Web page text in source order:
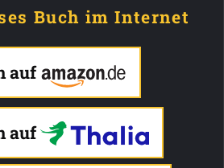
Buch im Internet
auf
auf